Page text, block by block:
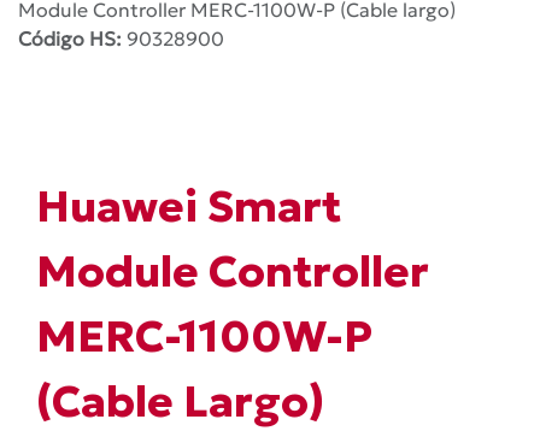
Module Controller MERC-1100W-P (Cable largo)
Código HS: 90328900
Huawei Smart
Module Controller
MERC-1100W-P
(Cable Largo)